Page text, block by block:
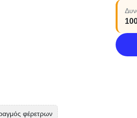
φέρετρων